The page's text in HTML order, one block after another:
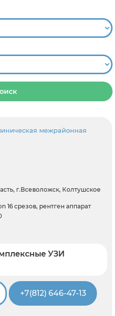
межрайонная
г.Всеволожск, Колтушское
16 срезов, рентген аппарат
УЗИ
+7(812) 646-47-13